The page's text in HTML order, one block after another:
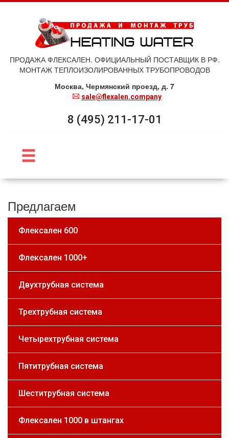
ПРОДАЖА ФЛЕКСАЛЕН. ОФИЦИАЛЬНЫЙ ПОСТАВЩИК В РФ.
МОНТАЖ ТЕПЛОИЗОЛИРОВАННЫХ ТРУБОПРОВОДОВ
Москва, Чермянский проезд, д. 7
sale@flexalen.company
8 (495) 211-17-01
Предлагаем
Флексален 600
Флексален 1000+
Двухтрубная система
Трехтрубная система
Четырехтрубная система
Пятитрубная система
Шеститрубная система
Флексален 1000 в штангах